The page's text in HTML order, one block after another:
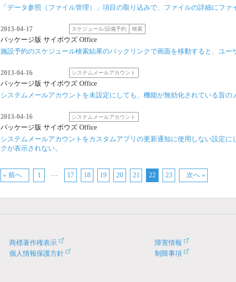
「データ参照（ファイル管理）」項目の取り込みで、ファイルの詳細にファ
2013-04-17 スケジュール/設備予約 検索
パッケージ版 サイボウズ Office
施設予約のスケジュール検索結果のバックリンクで画面を移動すると、ユー
2013-04-16 システムメールアカウント
パッケージ版 サイボウズ Office
システムメールアカウントを未設定にしても、機能が無効化されている旨の
2013-04-16 システムメールアカウント
パッケージ版 サイボウズ Office
システムメールアカウントをカスタムアプリの更新通知に使用しない設定
クが表示されない。
« 前へ 1 … 17 18 19 20 21 22 23 次へ »
商標著作権表示
個人情報保護方針
障害情報
制限事項